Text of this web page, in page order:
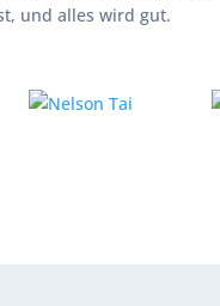
und alles wird gut.